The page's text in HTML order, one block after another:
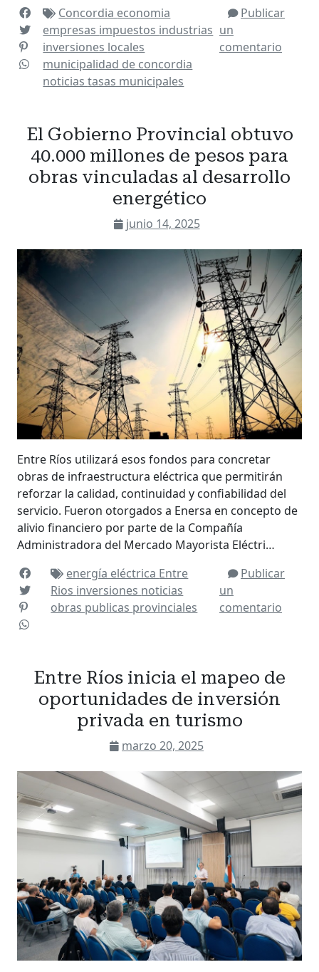
Concordia economia
empresas impuestos industrias
inversiones locales
municipalidad de concordia
noticiastasas municipales
Publicar
un
comentario
El Gobierno Provincial obtuvo
40.000 millones de pesos para
obras vinculadas al desarrollo
energético
junio 14, 2025
Entre Ríos utilizará esos fondos para concretar
obras de infraestructura eléctrica que permitirán
reforzar la calidad, continuidad y confiabilidad del
servicio. Fueron otorgados a Enersa en concepto de
alivio financiero por parte de la Compañía
Administradora del Mercado Mayorista Eléctri…
energía eléctrica Entre
Rios inversiones noticias
obras publicas provinciales
Publicar
un
comentario
Entre Ríos inicia el mapeo de
oportunidades de inversión
privada en turismo
marzo 20, 2025